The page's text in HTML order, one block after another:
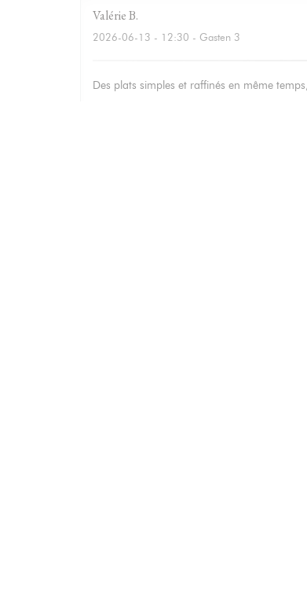
ValérieB
2026-06-13 - 12:30 - Gasten 3
Des plats simples et raffinés en même